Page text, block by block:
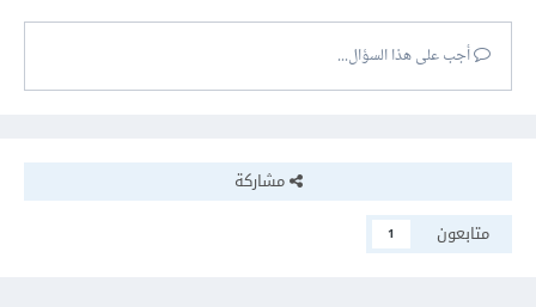
أجب على هذا السؤال...
مشاركة
متابعون
1